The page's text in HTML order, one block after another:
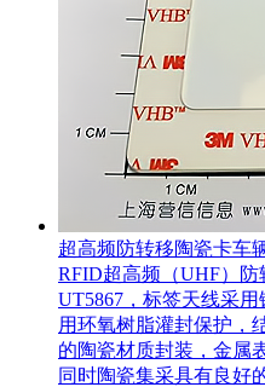
超高频防转移陶瓷卡车
RFID超高频（UHF）
UT5867，标签天线采
用环氧树脂灌封保护，
的陶瓷材质封装，金属
同时陶瓷集采具有良好